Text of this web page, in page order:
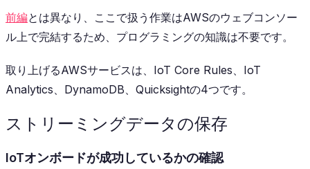
前編とは異なり、ここで扱う作業はAWSのウェブコンソー
ル上で完結するため、プログラミングの知識は不要です。
取り上げるAWSサービスは、IoT Core Rules、IoT
Analytics、DynamoDB、Quicksightの4つです。
ストリーミングデータの保存
IoTオンボードが成功しているかの確認